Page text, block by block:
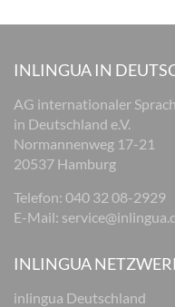
INLINGUA IN
AG internationaler
in Deutschland e.V.
Normannenweg 17-21
20537 Hamburg
Telefon: 040 32 08-2929
E-Mail:
INLINGUA
inlingua Deutschland